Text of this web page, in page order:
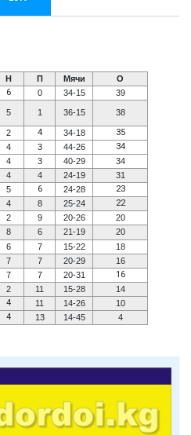
Н П Мячи
О
6 0 34-15 39
5 1 36-15 38
2 4 34-18 35
4 3 44-26 34
4 3 40-29
34
4 4 24-19
31
5 6 24-28 23
4 8 25-24 22
2 9 20-26
20
8 6 21-19
20
6 7 15-22
18
7 7 20-29
16
7 7 20-31 16
2 11 15-28
14
4 11 14-26
10
4 13 14-45 4